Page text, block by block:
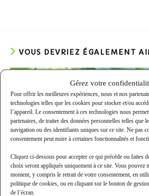
Gérez votre
Pour offrir les meilleures expériences, nous et nos
technologies telles que les cookies pour stocker et/ou
l’appareil. Le consentement à ces technologies nous
partenaires, de traiter des données personnelles telles que
navigation ou des identifiants uniques sur ce site. Ne pas
consentement peut nuire à certaines fonctionnalités et
Cliquez ci-dessous pour accepter ce qui précède ou faites
choix seront appliqués uniquement à ce site. Vous pouvez
moment, y compris le retrait de votre consentement, en
politique de cookies, ou en cliquant sur le bouton de
de l’écran.
VOUS DEVRIEZ ÉGALEMENT